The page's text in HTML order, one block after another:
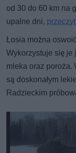
od 30 do 60 km na
upalne dni,
Łosia można
Wykorzystuje się je
mleka oraz poroża.
są doskonałym
Radzieckim